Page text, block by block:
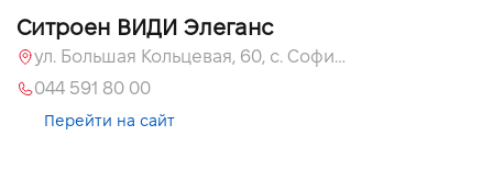
Ситроен ВИДИ Элеганс
ул. Большая Кольцевая, 60, с. Софиевская Борщаговка, Киевская обл., 08131
044 591 80 00
Перейти на сайт